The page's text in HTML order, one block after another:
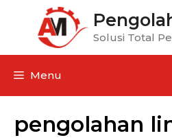
Solusi Total
Menu
pengolahan